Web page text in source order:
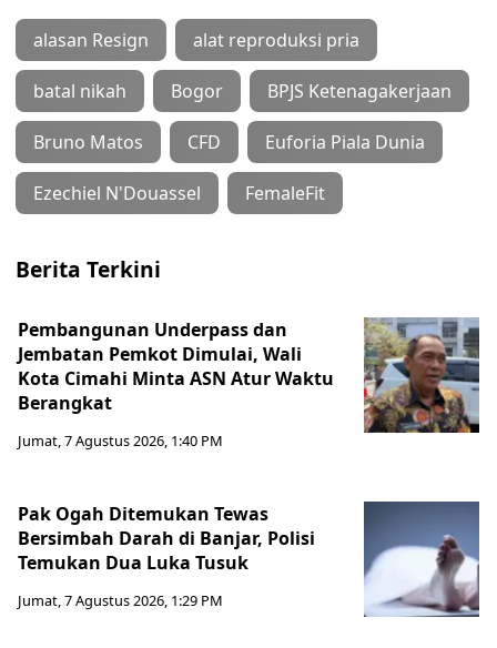
alasan Resign alat reproduksi pria
batal nikah Bogor BPJS Ketenagakerjaan
Bruno Matos CFD Euforia Piala Dunia
Ezechiel N'Douassel FemaleFit
Berita Terkini
Pembangunan Underpass dan
Jembatan Pemkot Dimulai, Wali
Kota Cimahi Minta ASN Atur Waktu
Berangkat
Jumat, 7 Agustus 2026, 1:40 PM
Pak Ogah Ditemukan Tewas
Bersimbah Darah di Banjar, Polisi
Temukan Dua Luka Tusuk
Jumat, 7 Agustus 2026, 1:29 PM